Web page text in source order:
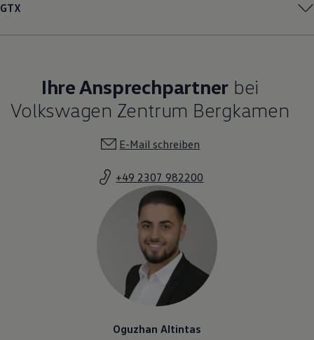
GTX
Ihre Ansprechpartner bei
Volkswagen Zentrum Bergkamen
E-Mail schreiben
+49 2307 982200
Oguzhan Altintas